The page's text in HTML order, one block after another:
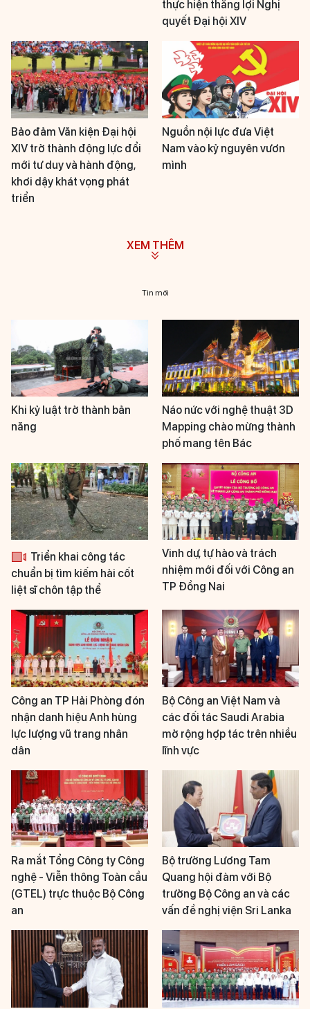
thực hiện thắng lợi Nghị
quyết Đại hội XIV
Bảo đảm Văn kiện Đại hội
XIV trở thành động lực đổi
mới tư duy và hành động,
khơi dậy khát vọng phát
triển
Nguồn nội lực đưa Việt
Nam vào kỷ nguyên vươn
mình
XEM THÊM
Tin mới
Khi kỷ luật trở thành bản
năng
Náo nức với nghệ thuật 3D
Mapping chào mừng thành
phố mang tên Bác
Triển khai công tác
chuẩn bị tìm kiếm hài cốt
liệt sĩ chôn tập thể
Vinh dự, tự hào và trách
nhiệm mới đối với Công an
TP Đồng Nai
Công an TP Hải Phòng đón
nhận danh hiệu Anh hùng
lực lượng vũ trang nhân
dân
Bộ Công an Việt Nam và
các đối tác Saudi Arabia
mở rộng hợp tác trên nhiều
lĩnh vực
Ra mắt Tổng Công ty Công
nghệ - Viễn thông Toàn cầu
(GTEL) trực thuộc Bộ Công
an
Bộ trưởng Lương Tam
Quang hội đàm với Bộ
trưởng Bộ Công an và các
vấn đề nghị viện Sri Lanka